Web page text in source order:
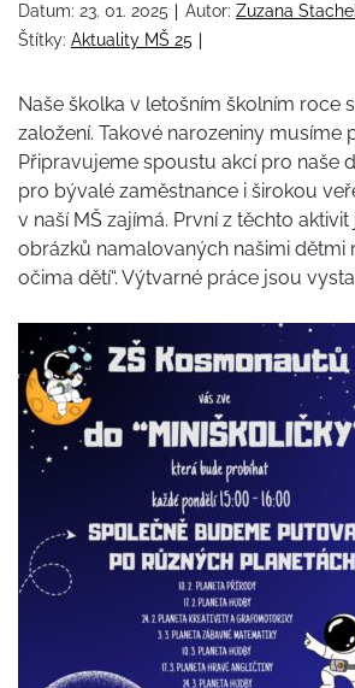
Datum: 23. 01. 2025 Autor: Zuzana
Štítky: Aktuality MŠ 25
Naše školka v letošním školním roce
založení. Takové narozeniny musíme
Připravujeme spoustu akcí pro naše
pro bývalé zaměstnance i širokou
v naší MŠ zajímá. První z těchto
obrázků namalovaných našimi dětmi
očima dětí“. Výtvarné práce jsou